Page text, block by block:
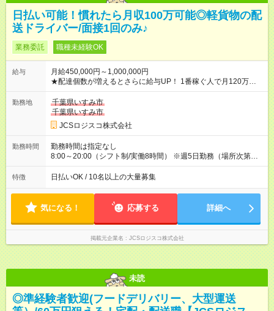
日払い可能！慣れたら月収100万可能◎軽貨物の配
送ドライバー/面接1回のみ♪
業務委託 職種未経験OK
給与
月給450,000円～1,000,000円
★配達個数が増えるとさらに給与UP！ 1番稼ぐ人で月120万ほ
ど！ ・主要都市エリア 月収55万円／週5日稼働 月収65万~112
万円／週6日稼働 ・地方郊外エリア 月収40万円／週5日稼働 月
収40万円~50万円／週6日稼働 ＜モデルイメージ＞ ■月収50万
円 (27歳男性/江東区在住)※元建築関係 1日150個配達×25日勤務
(日休み) ■月収80万円(43歳男性/墨田区在住)※元営業 1日200個
勤務地
千葉県いすみ市
千葉県いすみ市
JCSロジスコ株式会社
勤務時間
勤務時間は指定なし
8:00～20:00（シフト制/実働8時間） ※週5日勤務（場所次第で
は週4も有り） ※配達状況によって時間外での勤務可能性有り ※
案件により多少の前後あり ※配達が完了次第、帰社OKです
特徴 日払いOK / 10名以上の大量募集
気になる！ 応募する 詳細へ
掲載元企業名 JCSロジスコ株式会社
未読
◎準経験者歓迎(フードデリバリー、大型運送